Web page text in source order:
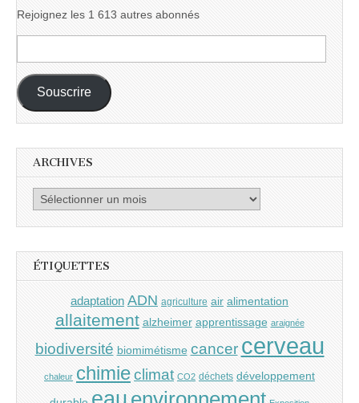
Rejoignez les 1 613 autres abonnés
e-
mail :
Souscrire
ARCHIVES
Archives
ÉTIQUETTES
adaptation ADN agriculture air alimentation
allaitement alzheimer apprentissage araignée
biodiversité biomimétisme cancer cerveau
chaleur chimieclimat CO2 déchets développement